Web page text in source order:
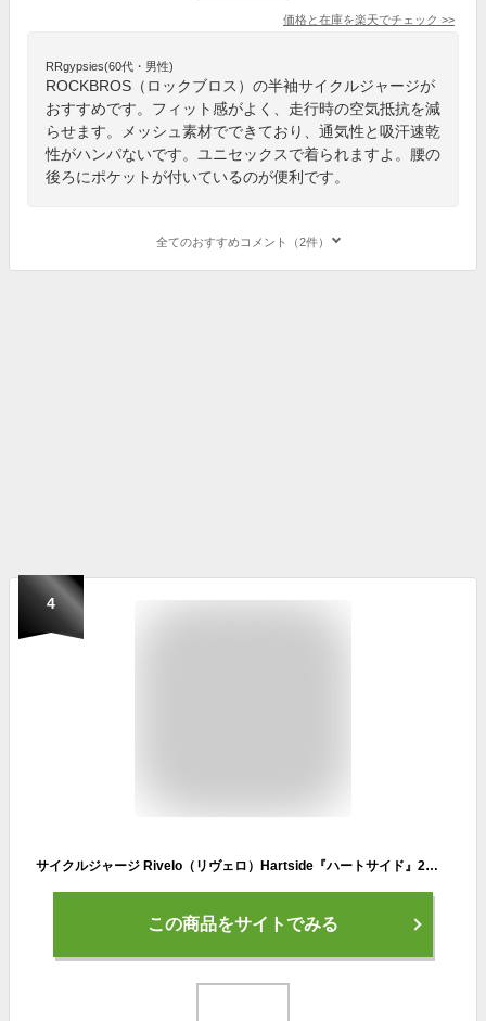
価格と在庫を楽天でチェック >>
RRgypsies(60代・男性)
ROCKBROS（ロックブロス）の半袖サイクルジャージが
おすすめです。フィット感がよく、走行時の空気抵抗を減
らせます。メッシュ素材でできており、通気性と吸汗速乾
性がハンパないです。ユニセックスで着られますよ。腰の
後ろにポケットが付いているのが便利です。
全てのおすすめコメント（2件）
4
サイクルジャージ Rivelo（リヴェロ）Hartside『ハートサイド』2カラー サイクルウエア サイクルウェア 自転車ウエア スポーツウェア 春 夏 リヴェロ リベロ RIVELO ロードバイク サイクリング おしゃれ かっこいい 半袖 半そで 吸湿 速乾 プレゼント ギフト
この商品をサイトでみる